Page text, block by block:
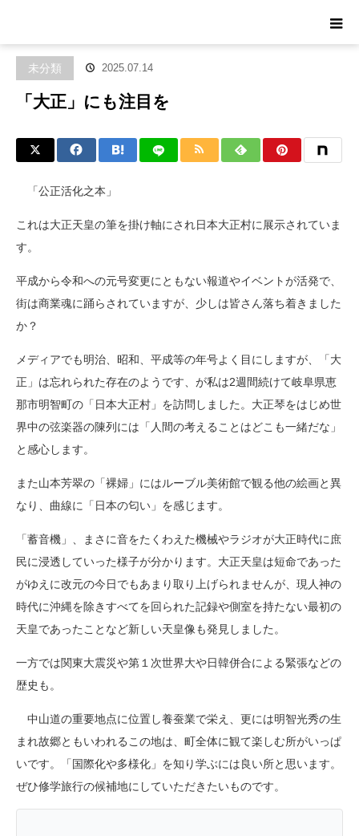
未分類 2025.07.14
「大正」にも注目を
「公正活化之本」
これは大正天皇の筆を掛け軸にされ日本大正村に展示されていま
す。
平成から令和への元号変更にともない報道やイベントが活発で、
街は商業魂に踊らされていますが、 少しは皆さん落ち着きました
か？
メディアでも明治、昭和、平成等の年号よく目にしますが、「大
正」は忘れられた存在のようです、が私は2週間続けて岐阜県恵
那市明智町の「日本大正村」を訪問しました。大正琴をはじめ世
界中の弦楽器の陳列には「 人間の考えることはどこも一緒だな」
と感心します。
また山本芳翠の「裸婦」 にはルーブル美術館で観る他の絵画と異
なり、曲線に「 日本の匂い」を感じます。
「蓄音機」、
まさに音をたくわえた機械やラジオが大正時代に庶
民に浸透していった様子が分かります。大正天皇は短命であった
がゆえに改元の今日でもあまり取り上げられませんが、 現人神の
時代に沖縄を除きすべてを回られた記録や側室を持たない最初の
天皇であったことなど新しい天皇像も発見しました。
一方では関東大震災や第１次世界大や日韓併合による緊張などの
歴史も。
中山道の重要地点に位置し養蚕業で栄え、 更には明智光秀の生
まれ故郷ともいわれるこの地は、 町全体に観て楽しむ所がいっぱ
いです。「国際化や多様化」を知り学ぶには良い所と思います。
ぜひ修学旅行の候補地にしていただきたいものです。